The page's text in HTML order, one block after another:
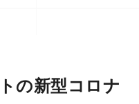
の新型コロナ